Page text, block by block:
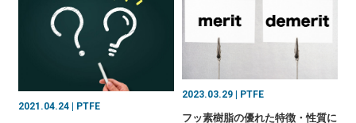
2021.04.24 | PTFE
2023.03.29 | PTFE
フッ素樹脂の優れた特徴・性質に